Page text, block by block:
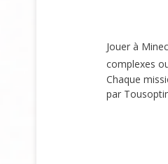
Jouer à
complexes
Chaque
par